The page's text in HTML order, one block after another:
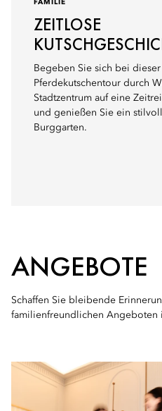
FAMILIE
ZEITLOSE
Begeben Sie sich bei
Pferdekutschentour durch
Stadtzentrum auf eine
und genießen Sie ein
Burggarten.
ANGEBOTE
Schaffen Sie bleibende
familienfreundlichen Angeboten